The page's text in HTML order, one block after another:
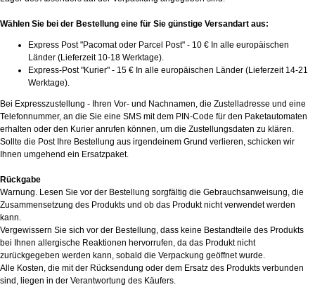
Wählen Sie bei der Bestellung eine für Sie günstige Versandart aus:
Express Post "Pacomat oder Parcel Post" - 10 € In alle europäischen
Länder (Lieferzeit 10-18 Werktage).
Express-Post "Kurier" - 15 € In alle europäischen Länder (Lieferzeit 14-21
Werktage).
Bei Expresszustellung - Ihren Vor- und Nachnamen, die Zustelladresse und eine
Telefonnummer, an die Sie eine SMS mit dem PIN-Code für den Paketautomaten
erhalten oder den Kurier anrufen können, um die Zustellungsdaten zu klären.
Sollte die Post Ihre Bestellung aus irgendeinem Grund verlieren, schicken wir
Ihnen umgehend ein Ersatzpaket.
Rückgabe
Warnung. Lesen Sie vor der Bestellung sorgfältig die Gebrauchsanweisung, die
Zusammensetzung des Produkts und ob das Produkt nicht verwendet werden
kann.
Vergewissern Sie sich vor der Bestellung, dass keine Bestandteile des Produkts
bei Ihnen allergische Reaktionen hervorrufen, da das Produkt nicht
zurückgegeben werden kann, sobald die Verpackung geöffnet wurde.
Alle Kosten, die mit der Rücksendung oder dem Ersatz des Produkts verbunden
sind, liegen in der Verantwortung des Käufers.